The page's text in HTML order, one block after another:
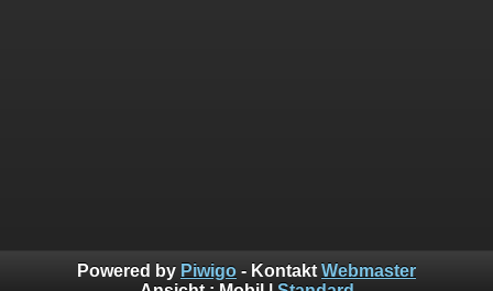
Powered by Piwigo - Kontakt Webmaster